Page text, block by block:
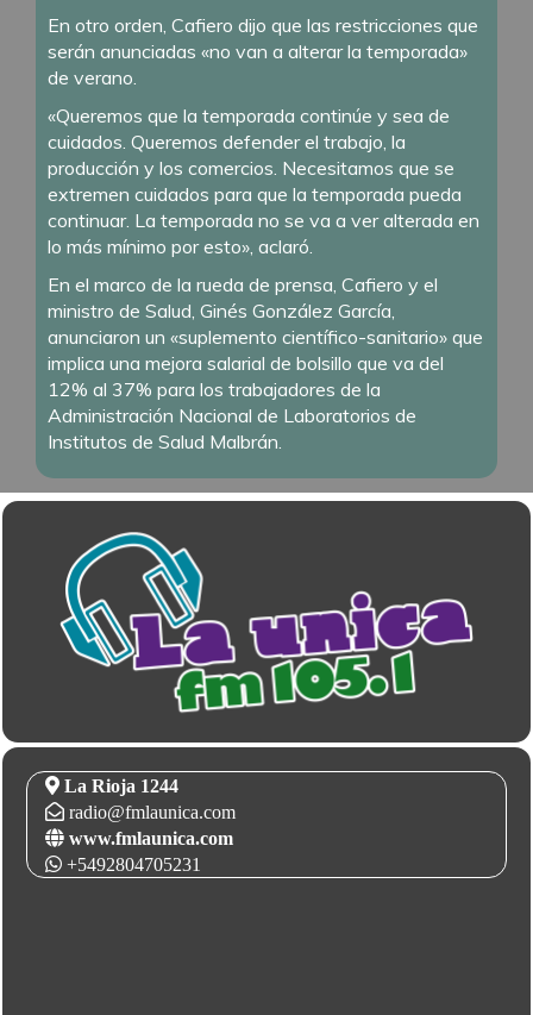
En otro orden, Cafiero dijo que las restricciones que
serán anunciadas «no van a alterar la temporada»
de verano.
«Queremos que la temporada continúe y sea de
cuidados. Queremos defender el trabajo, la
producción y los comercios. Necesitamos que se
extremen cuidados para que la temporada pueda
continuar. La temporada no se va a ver alterada en
lo más mínimo por esto», aclaró.
En el marco de la rueda de prensa, Cafiero y el
ministro de Salud, Ginés González García,
anunciaron un «suplemento científico-sanitario» que
implica una mejora salarial de bolsillo que va del
12% al 37% para los trabajadores de la
Administración Nacional de Laboratorios de
Institutos de Salud Malbrán.
La Rioja 1244
radio@fmlaunica.com
www.fmlaunica.com
+5492804705231